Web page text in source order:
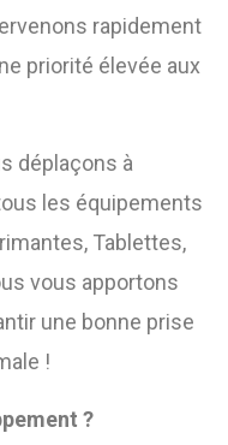
rapidement
priorité élevée aux
déplaçons à
les équipements
Tablettes,
vous apportons
une bonne prise
!
?